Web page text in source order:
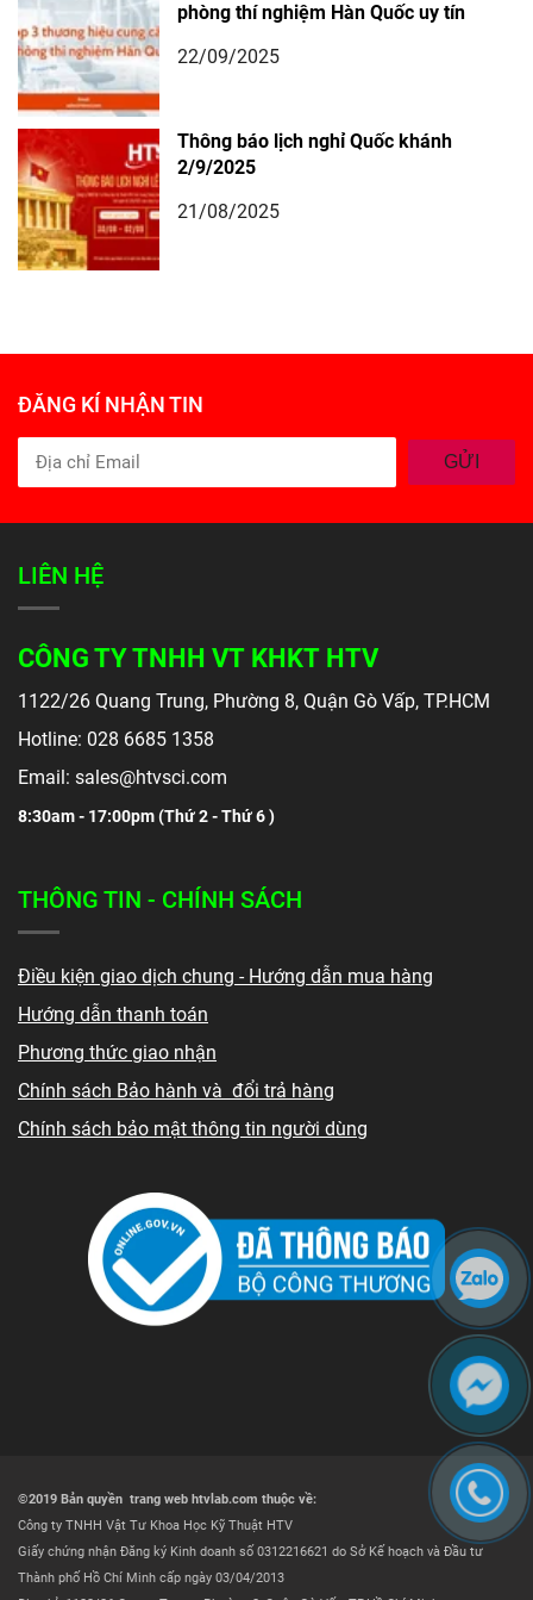
phòng thí nghiệm Hàn Quốc uy tín
22/09/2025
Thông báo lịch nghỉ Quốc khánh
2/9/2025
21/08/2025
ĐĂNG KÍ NHẬN TIN
GỬI
LIÊN HỆ
CÔNG TY TNHH VT KHKT HTV
1122/26 Quang Trung, Phường 8, Quận Gò Vấp, TP.HCM
Hotline: 028 6685 1358
Email: sales@htvsci.com
8:30am - 17:00pm (Thứ 2 - Thứ 6 )
THÔNG TIN - CHÍNH SÁCH
Điều kiện giao dịch chung - Hướng dẫn mua hàng
Hướng dẫn thanh toán
Phương thức giao nhận
Chính sách Bảo hành và đổi trả hàng
Chính sách bảo mật thông tin người dùng
©2019 Bản quyền trang web htvlab.com thuộc về:
Công ty TNHH Vật Tư Khoa Học Kỹ Thuật HTV
Giấy chứng nhận Đăng ký Kinh doanh số 0312216621 do Sở Kế hoạch và Đầu tư
Thành phố Hồ Chí Minh cấp ngày 03/04/2013